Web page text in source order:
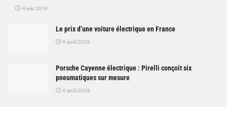
4 juin 2014
Le prix d’une voiture électrique en France
6 août 2026
Porsche Cayenne électrique : Pirelli conçoit six
pneumatiques sur mesure
6 août 2026